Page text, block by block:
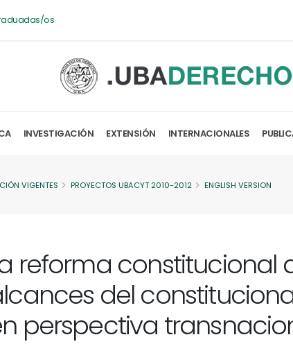
os
INVESTIGACIÓN EXTENSIÓN INTERNACIONALES
VIGENTES PROYECTOS UBACYT 2010-2012 ENGLISH VERSION
reforma constitucional
del
perspectiva